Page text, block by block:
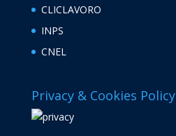
CLICLAVORO
INPS
CNEL
Privacy & Cookies Policy